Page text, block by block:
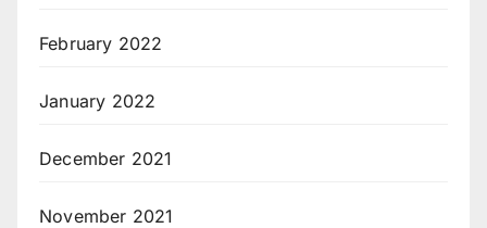
February 2022
January 2022
December 2021
November 2021